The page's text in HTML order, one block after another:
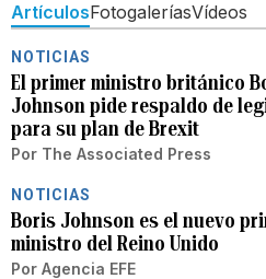
ArtículosFotogaleríasVídeos
NOTICIAS
El primer ministro británico
Johnson pide respaldo de
para su plan de Brexit
Por The Associated Press
NOTICIAS
Boris Johnson es el nuevo
ministro del Reino Unido
Por Agencia EFE